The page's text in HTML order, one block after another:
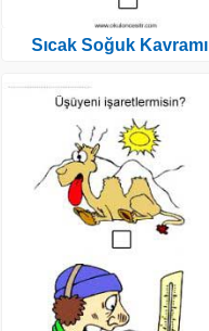
Sıcak Soğuk Kavramı